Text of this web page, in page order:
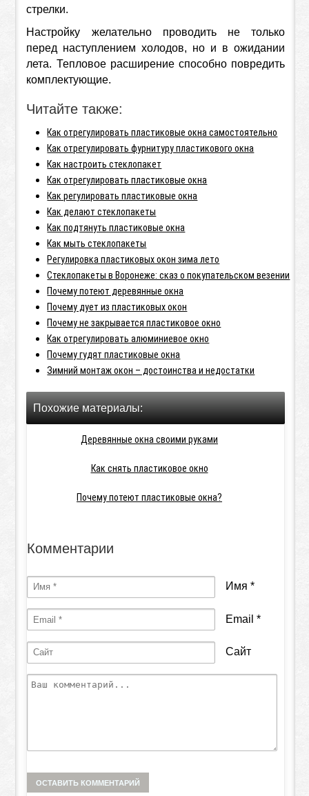
стрелки.
Настройку желательно проводить не только
перед наступлением холодов, но и в ожидании
лета. Тепловое расширение способно повредить
комплектующие.
Читайте также:
Как отрегулировать пластиковые окна самостоятельно
Как отрегулировать фурнитуру пластикового окна
Как настроить стеклопакет
Как отрегулировать пластиковые окна
Как регулировать пластиковые окна
Как делают стеклопакеты
Как подтянуть пластиковые окна
Как мыть стеклопакеты
Регулировка пластиковых окон зима лето
Стеклопакеты в Воронеже: сказ о покупательском везении
Почему потеют деревянные окна
Почему дует из пластиковых окон
Почему не закрывается пластиковое окно
Как отрегулировать алюминиевое окно
Почему гудят пластиковые окна
Зимний монтаж окон – достоинства и недостатки
Похожие материалы:
Деревянные окна своими руками
Как снять пластиковое окно
Почему потеют пластиковые окна?
Комментарии
Имя *
Email *
Сайт